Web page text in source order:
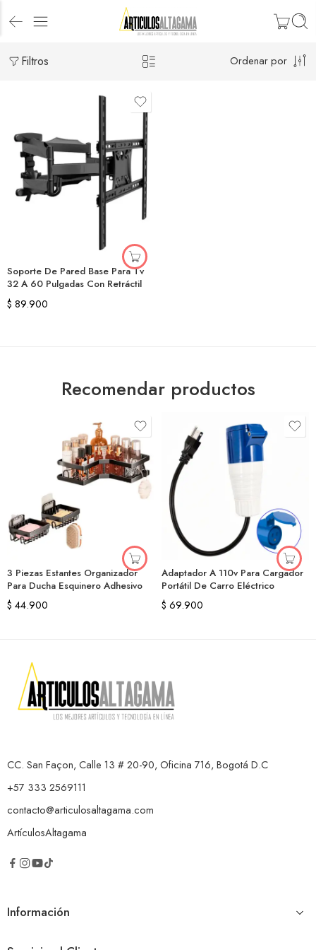
Filtros Ordenar por
Soporte De Pared Base Para Tv
32 A 60 Pulgadas Con Retráctil
$ 89.900
Recomendar productos
3 Piezas Estantes Organizador
Para Ducha Esquinero Adhesivo
$ 44.900
Adaptador A 110v Para Cargador
Portátil De Carro Eléctrico
$ 69.900
CC. San Façon, Calle 13 # 20-90, Oficina 716, Bogotá D.C
+57 333 2569111
contacto@articulosaltagama.com
ArtículosAltagama
Información